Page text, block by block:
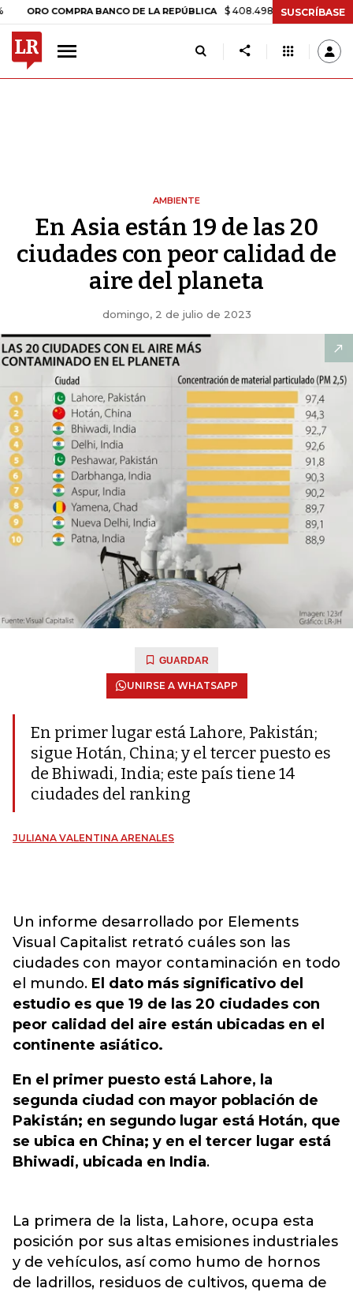
COMPRA BANCO DE LA REPÚBLICA $ 408.498,97 +$ 8.753,81 +2,19%
SUSCRÍBASE
AMBIENTE
En Asia están 19 de las 20
ciudades con peor calidad de
aire del planeta
domingo, 2 de julio de 2023
GUARDAR
UNIRSE A WHATSAPP
En primer lugar está Lahore, Pakistán;
sigue Hotán, China; y el tercer puesto es
de Bhiwadi, India; este país tiene 14
ciudades del ranking
JULIANA VALENTINA ARENALES
Un informe desarrollado por Elements
Visual Capitalist retrató cuáles son las
ciudades con mayor contaminación en todo
el mundo. El dato más significativo del
estudio es que 19 de las 20 ciudades con
peor calidad del aire están ubicadas en el
continente asiático.
En el primer puesto está Lahore, la
segunda ciudad con mayor población de
Pakistán; en segundo lugar está Hotán, que
se ubica en China; y en el tercer lugar está
Bhiwadi, ubicada en India.
La primera de la lista, Lahore, ocupa esta
posición por sus altas emisiones industriales
y de vehículos, así como humo de hornos
de ladrillos, residuos de cultivos, quema de